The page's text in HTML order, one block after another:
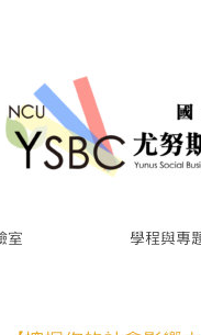
室 學程與專